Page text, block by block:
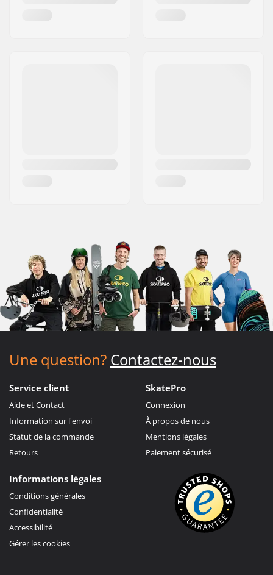
Une question? Contactez-nous
Service client
Aide et Contact
Information sur l'envoi
Statut de la commande
Retours
SkatePro
Connexion
À propos de nous
Mentions légales
Paiement sécurisé
Informations légales
Conditions générales
Confidentialité
Accessibilité
Gérer les cookies